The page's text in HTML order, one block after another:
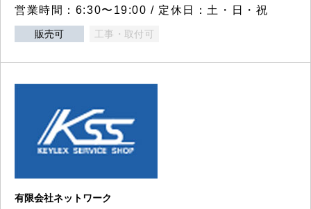
営業時間：6:30〜19:00 / 定休日：土・日・祝
販売可 工事・取付可
有限会社ネットワーク